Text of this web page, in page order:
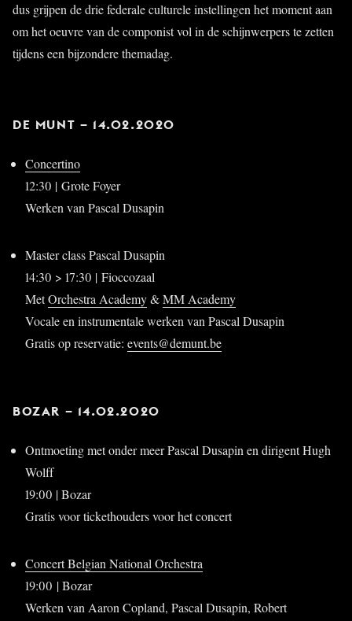
dus grijpen de drie federale culturele instellingen het moment aan
om het oeuvre van de componist vol in de schijnwerpers te zetten
tijdens een bijzondere themadag.
DE MUNT – 14.02.2020
Concertino
12:30 | Grote Foyer
Werken van Pascal Dusapin
Master class Pascal Dusapin
14:30 > 17:30 | Fioccozaal
MetOrchestra Academy&MM Academy
Vocale en instrumentale werken van Pascal Dusapin
Gratis op reservatie: events@demunt.be
BOZAR – 14.02.2020
Ontmoeting met onder meer Pascal Dusapin en dirigent Hugh
Wolff
19:00 | Bozar
Gratis voor tickethouders voor het concert
Concert Belgian National Orchestra
19:00 | Bozar
Werken van Aaron Copland, Pascal Dusapin, Robert